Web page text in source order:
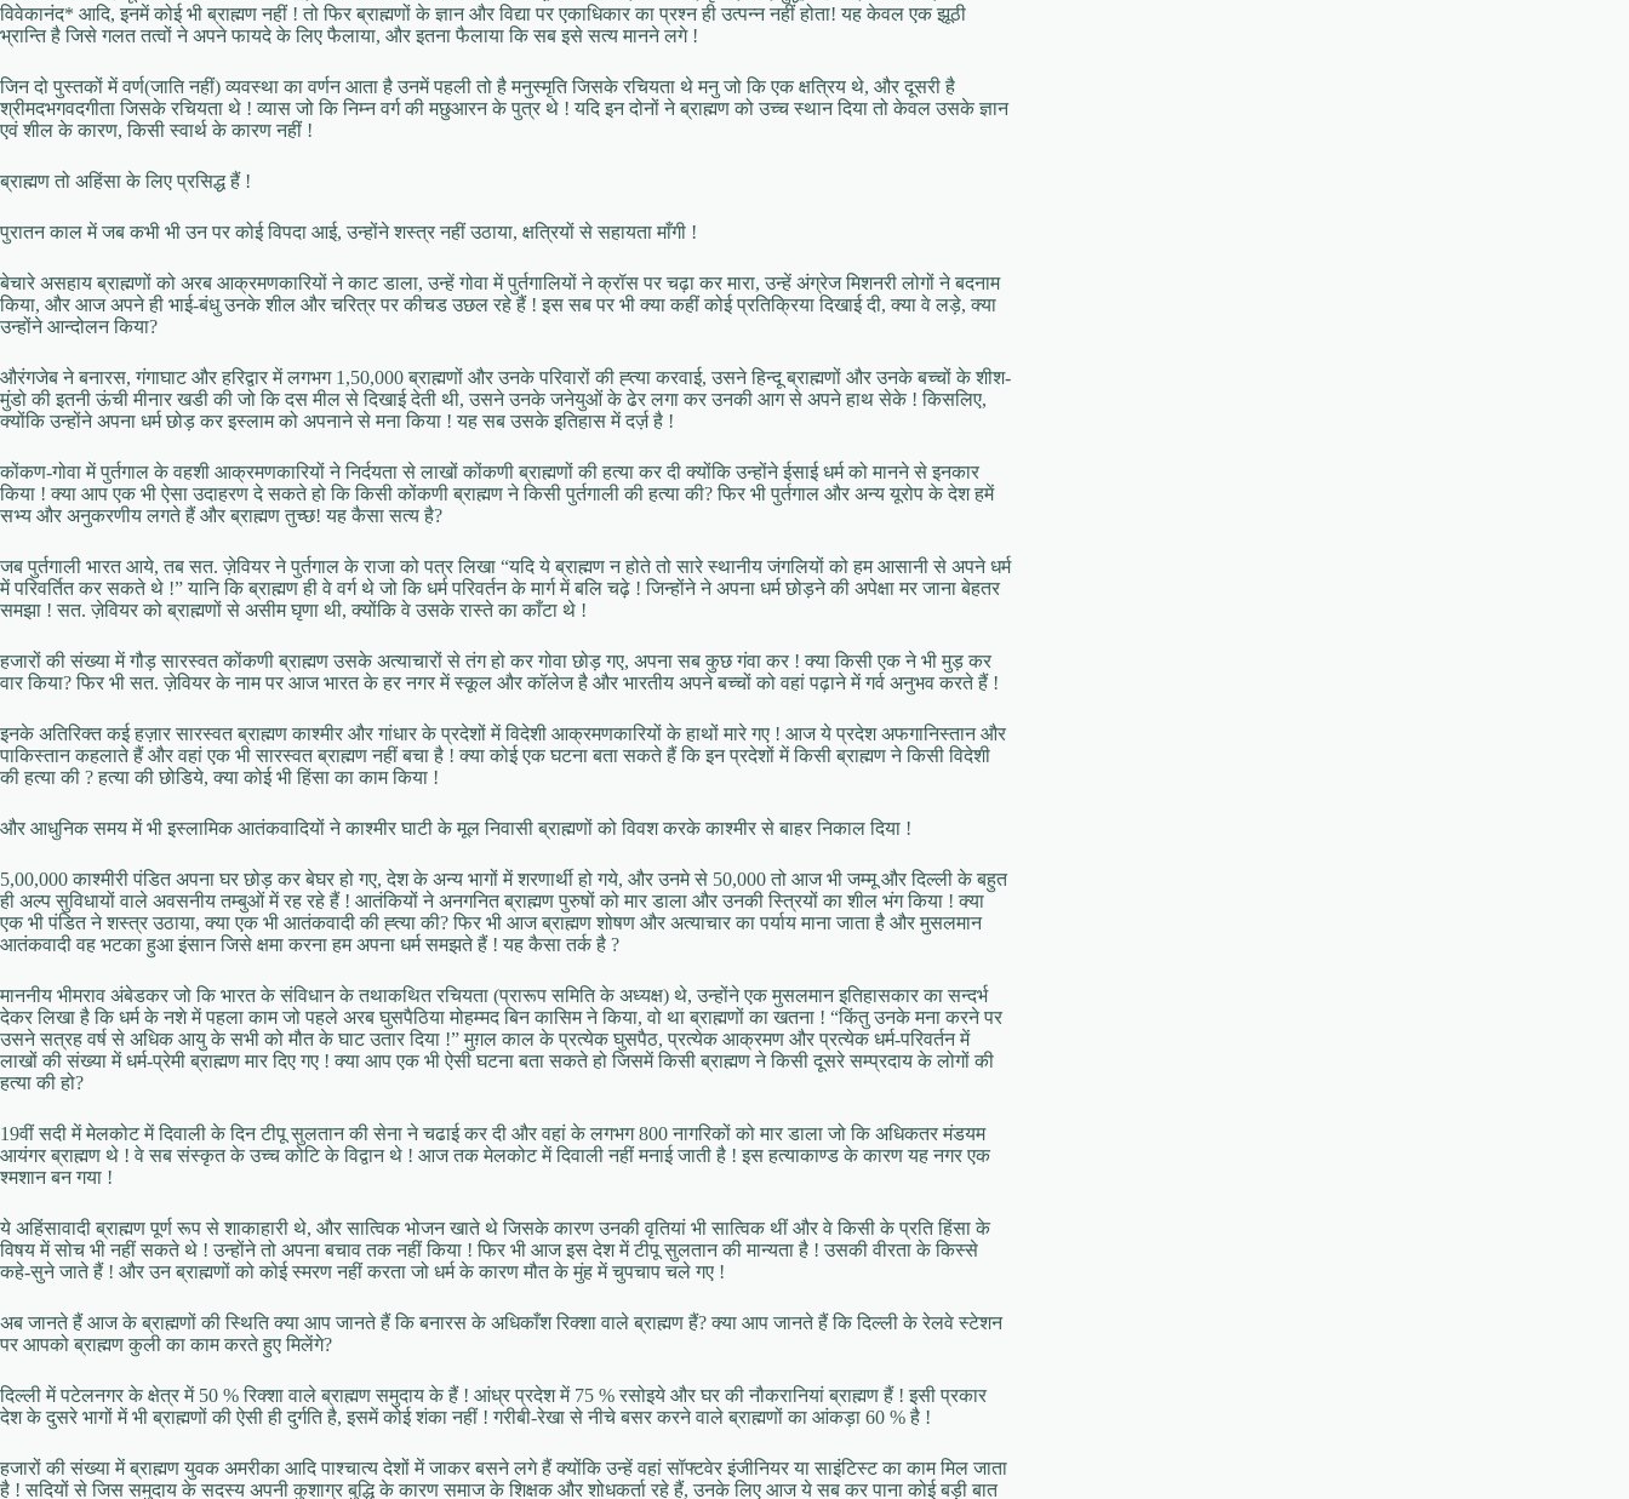
विवेकानंद* आदि, इनमें कोई भी ब्राह्मण नहीं ! तो फिर ब्राह्मणों के ज्ञान और विद्या पर एकाधिकार का प्रश्न ही उत्पन्न नहीं होता! यह केवल एक झूठी
भ्रान्ति है जिसे गलत तत्वों ने अपने फायदे के लिए फैलाया, और इतना फैलाया कि सब इसे सत्य मानने लगे !
जिन दो पुस्तकों में वर्ण(जाति नहीं) व्यवस्था का वर्णन आता है उनमें पहली तो है मनुस्मृति जिसके रचियता थे मनु जो कि एक क्षत्रिय थे, और दूसरी है
श्रीमदभगवदगीता जिसके रचियता थे ! व्यास जो कि निम्न वर्ग की मछुआरन के पुत्र थे ! यदि इन दोनों ने ब्राह्मण को उच्च स्थान दिया तो केवल उसके ज्ञान
एवं शील के कारण, किसी स्वार्थ के कारण नहीं !
ब्राह्मण तो अहिंसा के लिए प्रसिद्ध हैं !
पुरातन काल में जब कभी भी उन पर कोई विपदा आई, उन्होंने शस्त्र नहीं उठाया, क्षत्रियों से सहायता माँगी !
बेचारे असहाय ब्राह्मणों को अरब आक्रमणकारियों ने काट डाला, उन्हें गोवा में पुर्तगालियों ने क्रॉस पर चढ़ा कर मारा, उन्हें अंग्रेज मिशनरी लोगों ने बदनाम
किया, और आज अपने ही भाई-बंधु उनके शील और चरित्र पर कीचड उछल रहे हैं ! इस सब पर भी क्या कहीं कोई प्रतिक्रिया दिखाई दी, क्या वे लड़े, क्या
उन्होंने आन्दोलन किया?
औरंगजेब ने बनारस, गंगाघाट और हरिद्वार में लगभग 1,50,000 ब्राह्मणों और उनके परिवारों की ह्त्या करवाई, उसने हिन्दू ब्राह्मणों और उनके बच्चों के शीश-
मुंडो की इतनी ऊंची मीनार खडी की जो कि दस मील से दिखाई देती थी, उसने उनके जनेयुओं के ढेर लगा कर उनकी आग से अपने हाथ सेके ! किसलिए,
क्योंकि उन्होंने अपना धर्म छोड़ कर इस्लाम को अपनाने से मना किया ! यह सब उसके इतिहास में दर्ज़ है !
कोंकण-गोवा में पुर्तगाल के वहशी आक्रमणकारियों ने निर्दयता से लाखों कोंकणी ब्राह्मणों की हत्या कर दी क्योंकि उन्होंने ईसाई धर्म को मानने से इनकार
किया ! क्या आप एक भी ऐसा उदाहरण दे सकते हो कि किसी कोंकणी ब्राह्मण ने किसी पुर्तगाली की हत्या की? फिर भी पुर्तगाल और अन्य यूरोप के देश हमें
सभ्य और अनुकरणीय लगते हैं और ब्राह्मण तुच्छ! यह कैसा सत्य है?
जब पुर्तगाली भारत आये, तब सत. ज़ेवियर ने पुर्तगाल के राजा को पत्र लिखा “यदि ये ब्राह्मण न होते तो सारे स्थानीय जंगलियों को हम आसानी से अपने धर्म
में परिवर्तित कर सकते थे !” यानि कि ब्राह्मण ही वे वर्ग थे जो कि धर्म परिवर्तन के मार्ग में बलि चढ़े ! जिन्होंने ने अपना धर्म छोड़ने की अपेक्षा मर जाना बेहतर
समझा ! सत. ज़ेवियर को ब्राह्मणों से असीम घृणा थी, क्योंकि वे उसके रास्ते का काँटा थे !
हजारों की संख्या में गौड़ सारस्वत कोंकणी ब्राह्मण उसके अत्याचारों से तंग हो कर गोवा छोड़ गए, अपना सब कुछ गंवा कर ! क्या किसी एक ने भी मुड़ कर
वार किया? फिर भी सत. ज़ेवियर के नाम पर आज भारत के हर नगर में स्कूल और कॉलेज है और भारतीय अपने बच्चों को वहां पढ़ाने में गर्व अनुभव करते हैं !
इनके अतिरिक्त कई हज़ार सारस्वत ब्राह्मण काश्मीर और गांधार के प्रदेशों में विदेशी आक्रमणकारियों के हाथों मारे गए ! आज ये प्रदेश अफगानिस्तान और
पाकिस्तान कहलाते हैं और वहां एक भी सारस्वत ब्राह्मण नहीं बचा है ! क्या कोई एक घटना बता सकते हैं कि इन प्रदेशों में किसी ब्राह्मण ने किसी विदेशी
की हत्या की ? हत्या की छोडिये, क्या कोई भी हिंसा का काम किया !
और आधुनिक समय में भी इस्लामिक आतंकवादियों ने काश्मीर घाटी के मूल निवासी ब्राह्मणों को विवश करके काश्मीर से बाहर निकाल दिया !
5,00,000 काश्मीरी पंडित अपना घर छोड़ कर बेघर हो गए, देश के अन्य भागों में शरणार्थी हो गये, और उनमे से 50,000 तो आज भी जम्मू और दिल्ली के बहुत
ही अल्प सुविधायों वाले अवसनीय तम्बुओं में रह रहे हैं ! आतंकियों ने अनगनित ब्राह्मण पुरुषों को मार डाला और उनकी स्त्रियों का शील भंग किया ! क्या
एक भी पंडित ने शस्त्र उठाया, क्या एक भी आतंकवादी की ह्त्या की? फिर भी आज ब्राह्मण शोषण और अत्याचार का पर्याय माना जाता है और मुसलमान
आतंकवादी वह भटका हुआ इंसान जिसे क्षमा करना हम अपना धर्म समझते हैं ! यह कैसा तर्क है ?
माननीय भीमराव अंबेडकर जो कि भारत के संविधान के तथाकथित रचियता (प्रारूप समिति के अध्यक्ष) थे, उन्होंने एक मुसलमान इतिहासकार का सन्दर्भ
देकर लिखा है कि धर्म के नशे में पहला काम जो पहले अरब घुसपैठिया मोहम्मद बिन कासिम ने किया, वो था ब्राह्मणों का खतना ! “किंतु उनके मना करने पर
उसने सत्रह वर्ष से अधिक आयु के सभी को मौत के घाट उतार दिया !” मुग़ल काल के प्रत्येक घुसपैठ, प्रत्येक आक्रमण और प्रत्येक धर्म-परिवर्तन में
लाखों की संख्या में धर्म-प्रेमी ब्राह्मण मार दिए गए ! क्या आप एक भी ऐसी घटना बता सकते हो जिसमें किसी ब्राह्मण ने किसी दूसरे सम्प्रदाय के लोगों की
हत्या की हो?
19वीं सदी में मेलकोट में दिवाली के दिन टीपू सुलतान की सेना ने चढाई कर दी और वहां के लगभग 800 नागरिकों को मार डाला जो कि अधिकतर मंडयम
आयंगर ब्राह्मण थे ! वे सब संस्कृत के उच्च कोटि के विद्वान थे ! आज तक मेलकोट में दिवाली नहीं मनाई जाती है ! इस हत्याकाण्ड के कारण यह नगर एक
श्मशान बन गया !
ये अहिंसावादी ब्राह्मण पूर्ण रूप से शाकाहारी थे, और सात्विक भोजन खाते थे जिसके कारण उनकी वृतियां भी सात्विक थीं और वे किसी के प्रति हिंसा के
विषय में सोच भी नहीं सकते थे ! उन्होंने तो अपना बचाव तक नहीं किया ! फिर भी आज इस देश में टीपू सुलतान की मान्यता है ! उसकी वीरता के किस्से
कहे-सुने जाते हैं ! और उन ब्राह्मणों को कोई स्मरण नहीं करता जो धर्म के कारण मौत के मुंह में चुपचाप चले गए !
अब जानते हैं आज के ब्राह्मणों की स्थिति क्या आप जानते हैं कि बनारस के अधिकाँश रिक्शा वाले ब्राह्मण हैं? क्या आप जानते हैं कि दिल्ली के रेलवे स्टेशन
पर आपको ब्राह्मण कुली का काम करते हुए मिलेंगे?
दिल्ली में पटेलनगर के क्षेत्र में 50 % रिक्शा वाले ब्राह्मण समुदाय के हैं ! आंध्र प्रदेश में 75 % रसोइये और घर की नौकरानियां ब्राह्मण हैं ! इसी प्रकार
देश के दुसरे भागों में भी ब्राह्मणों की ऐसी ही दुर्गति है, इसमें कोई शंका नहीं ! गरीबी-रेखा से नीचे बसर करने वाले ब्राह्मणों का आंकड़ा 60 % है !
हजारों की संख्या में ब्राह्मण युवक अमरीका आदि पाश्चात्य देशों में जाकर बसने लगे हैं क्योंकि उन्हें वहां सॉफ्टवेर इंजीनियर या साइंटिस्ट का काम मिल जाता
है ! सदियों से जिस समुदाय के सदस्य अपनी कुशाग्र बुद्धि के कारण समाज के शिक्षक और शोधकर्ता रहे हैं, उनके लिए आज ये सब कर पाना कोई बड़ी बात